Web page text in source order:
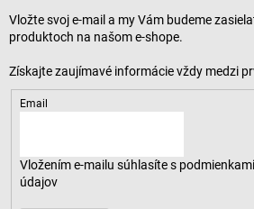
Vložte svoj e-mail a my Vám budeme
produktoch na našom e-shope.
Email
Vložením e-mailu súhlasíte s
údajov